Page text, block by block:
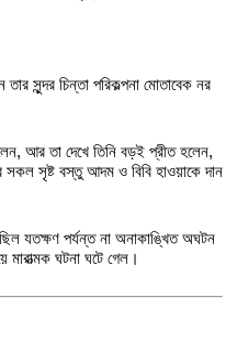
সুন্দর চিন্তা পরিকল্পনা মোতাবেক নর
আর তা দেখে তিনি বড়ই প্রীত হলেন,
সৃষ্ট বস্তু আদম ও বিবি হাওয়াকে দান
যতক্ষণ পর্যন্ত না অনাকাঙ্খিত অঘটন
ঘটনা ঘটে গেল।